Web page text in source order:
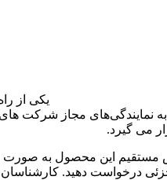
یکی از
به نمایندگی‌های مجاز
می گیرد.
مستقیم این محصول به صورت
درخواست دهید.